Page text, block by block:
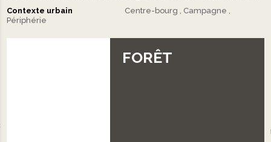
Contexte urbain Centre-bourg
Campagne
Périphérie